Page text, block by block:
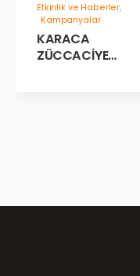
Etkinlik ve Haberler,
Kampanyalar
KARACA
ZÜCCACİYE